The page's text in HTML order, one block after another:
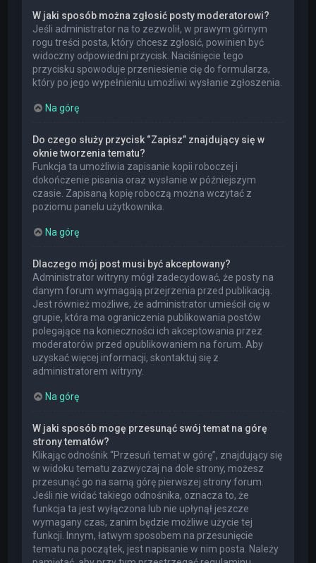
W jaki sposób można zgłosić posty moderatorowi?
Jeśli administrator na to zezwolił, w prawym górnym
rogu treści posta, który chcesz zgłosić, powinien być
widoczny odpowiedni przycisk. Naciśnięcie tego
przycisku spowoduje przeniesienie cię do formularza,
który po jego wypełnieniu umożliwi wysłanie zgłoszenia.
Na górę
Do czego służy przycisk “Zapisz” znajdujący się w
oknie tworzenia tematu?
Funkcja ta umożliwia zapisanie kopii roboczej i
dokończenie pisania oraz wysłanie w późniejszym
czasie. Zapisaną kopię roboczą można wczytać z
poziomu panelu użytkownika.
Na górę
Dlaczego mój post musi być akceptowany?
Administrator witryny mógł zadecydować, że posty na
danym forum wymagają przejrzenia przed publikacją.
Jest również możliwe, że administrator umieścił cię w
grupie, która ma ograniczenia publikowania postów
polegające na konieczności ich akceptowania przez
moderatorów przed opublikowaniem na forum. Aby
uzyskać więcej informacji, skontaktuj się z
administratorem witryny.
Na górę
W jaki sposób mogę przesunąć swój temat na górę
strony tematów?
Klikając odnośnik “Przesuń temat w górę”, znajdujący się
w widoku tematu zazwyczaj na dole strony, możesz
przesunąć go na samą górę pierwszej strony forum.
Jeśli nie widać takiego odnośnika, oznacza to, że
funkcja ta jest wyłączona lub nie upłynął jeszcze
wymagany czas, zanim będzie możliwe użycie tej
funkcji. Innym, łatwym sposobem na przesunięcie
tematu na początek, jest napisanie w nim posta. Należy